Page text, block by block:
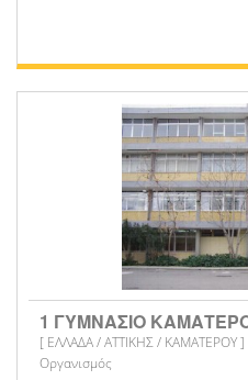
1 ΓΥΜΝΑΣΙΟ
[ ΕΛΛΑΔΑ / ΑΤΤΙΚΗΣ / ΚΑΜΑΤΕΡΟΥ ]
Οργανισμός